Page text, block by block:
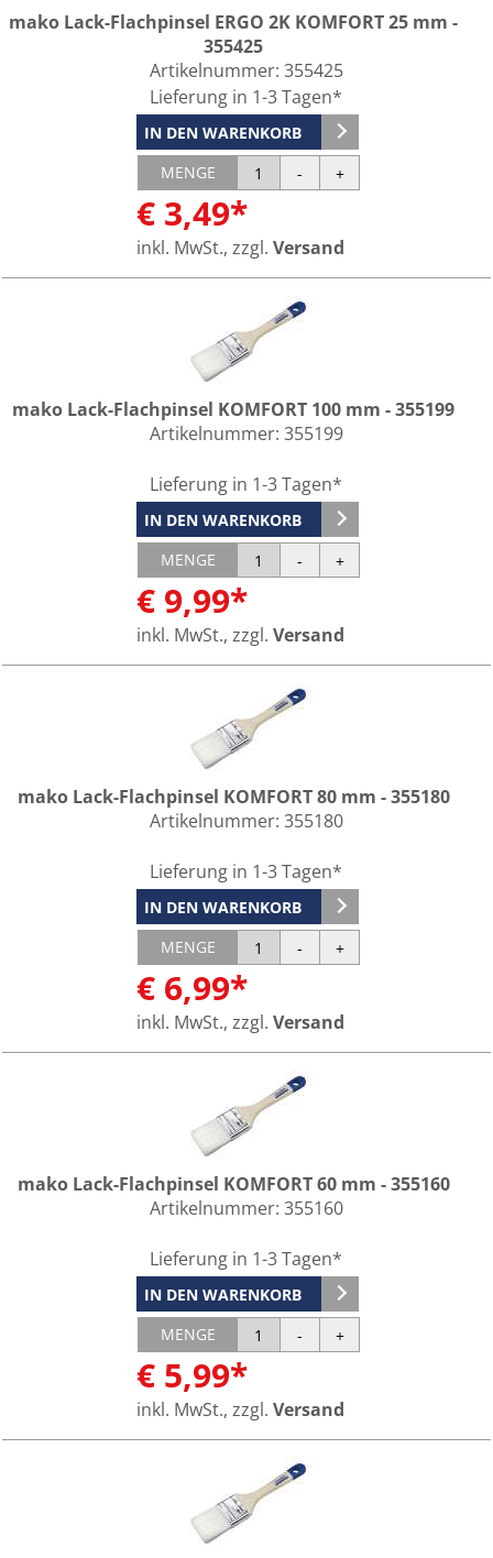
mako Lack-Flachpinsel ERGO 2K KOMFORT 25 mm -
355425
Artikelnummer: 355425
Lieferung in 1-3 Tagen*
IN DEN WARENKORB
MENGE
€ 3,49*
inkl. MwSt., zzgl. Versand
mako Lack-Flachpinsel KOMFORT 100 mm - 355199
Artikelnummer: 355199
Lieferung in 1-3 Tagen*
IN DEN WARENKORB
MENGE
€ 9,99*
inkl. MwSt., zzgl. Versand
mako Lack-Flachpinsel KOMFORT 80 mm - 355180
Artikelnummer: 355180
Lieferung in 1-3 Tagen*
IN DEN WARENKORB
MENGE
€ 6,99*
inkl. MwSt., zzgl. Versand
mako Lack-Flachpinsel KOMFORT 60 mm - 355160
Artikelnummer: 355160
Lieferung in 1-3 Tagen*
IN DEN WARENKORB
MENGE
€ 5,99*
inkl. MwSt., zzgl. Versand